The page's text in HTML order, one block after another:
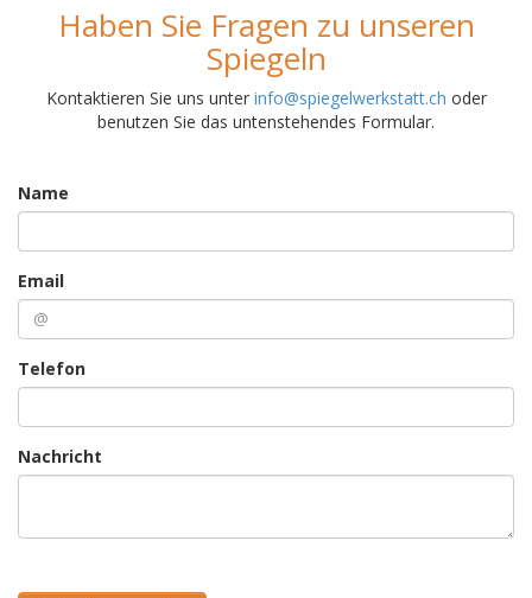
Haben Sie Fragen zu unseren
Spiegeln
Kontaktieren Sie uns unter info@spiegelwerkstatt.ch oder
benutzen Sie das untenstehendes Formular.
Name
Email
Telefon
Nachricht